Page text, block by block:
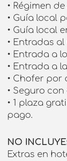
• Régimen
• Guía local
• Guía local
• Entradas al
• Entrada a
• Entrada a
• Chofer por
• Seguro
• 1 plaza
pago.
NO
Extras en